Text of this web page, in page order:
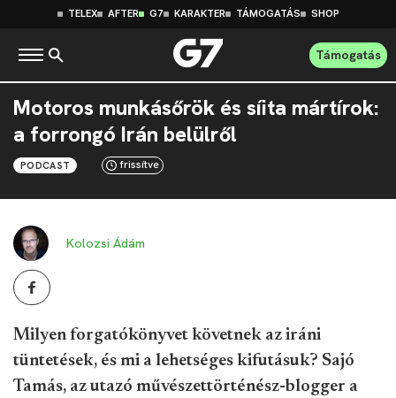
TELEX AFTER G7 KARAKTER TÁMOGATÁS SHOP
Támogatás
Motoros munkásőrök és síita mártírok:
a forrongó Irán belülről
PODCAST frissítve
Kolozsi Ádám
Milyen forgatókönyvet követnek az iráni
tüntetések, és mi a lehetséges kifutásuk? Sajó
Tamás, az utazó művészettörténész-blogger a